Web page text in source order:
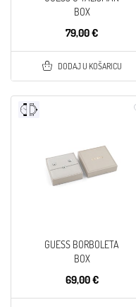
BOX
79,00 €
DODAJ U KOŠARICU
GUESS BORBOLETA
BOX
69,00 €